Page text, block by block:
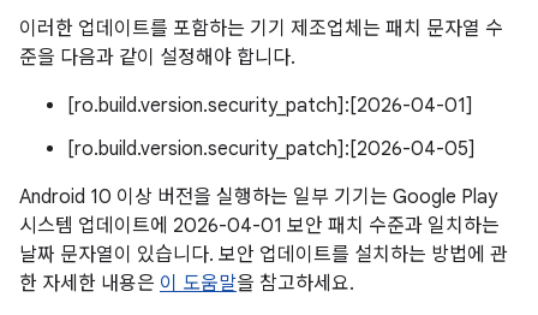
이러한 업데이트를 포함하는 기기 제조업체는 패치 문자열 수
준을 다음과 같이 설정해야 합니다.
[ro.build.version.security_patch]:[2026-04-01]
[ro.build.version.security_patch]:[2026-04-05]
Android 10 이상 버전을 실행하는 일부 기기는 Google Play
시스템 업데이트에 2026-04-01 보안 패치 수준과 일치하는
날짜 문자열이 있습니다. 보안 업데이트를 설치하는 방법에 관
한 자세한 내용은 이 도움말을 참고하세요.